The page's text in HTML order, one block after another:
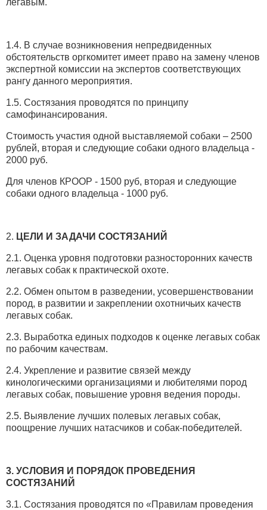
1.4. В случае возникновения непредвиденных
обстоятельств оргкомитет имеет право на замену членов
экспертной комиссии на экспертов соответствующих
рангу данного мероприятия.
1.5. Состязания проводятся по принципу
самофинансирования.
Стоимость участия одной выставляемой собаки – 2500
рублей, вторая и следующие собаки одного владельца -
2000 руб.
Для членов КРООР - 1500 руб, вторая и следующие
собаки одного владельца - 1000 руб.
2. ЦЕЛИ И ЗАДАЧИ СОСТЯЗАНИЙ
2.1. Оценка уровня подготовки разносторонних качеств
легавых собак к практической охоте.
2.2. Обмен опытом в разведении, усовершенствовании
пород, в развитии и закреплении охотничьих качеств
легавых собак.
2.3. Выработка единых подходов к оценке легавых собак
по рабочим качествам.
2.4. Укрепление и развитие связей между
кинологическими организациями и любителями пород
легавых собак, повышение уровня ведения породы.
2.5. Выявление лучших полевых легавых собак,
поощрение лучших натасчиков и собак-победителей.
3. УСЛОВИЯ И ПОРЯДОК ПРОВЕДЕНИЯ
СОСТЯЗАНИЙ
3.1. Состязания проводятся по «Правилам проведения